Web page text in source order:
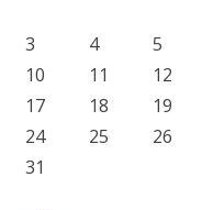
3
4 5
10
11 12
17
18 19
24
25 26
31